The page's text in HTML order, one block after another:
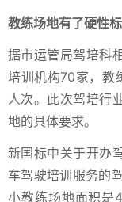
教练场地有了硬性
据市运管局驾培科
培训机构70家，教
人次。此次驾培行
地的具体要求。
新国标中关于开办
车驾驶培训服务的
小教练场地面积是